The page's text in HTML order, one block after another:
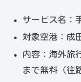
サービス名：
対象空港：成
内容：海外旅
まで無料（往